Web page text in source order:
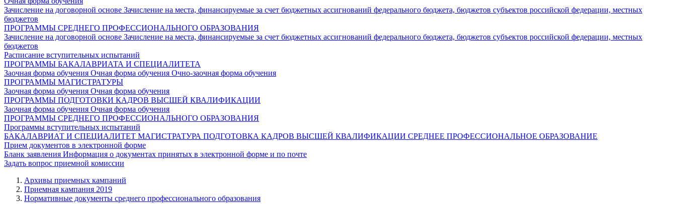
Зачисление на договорной основе Зачисление на места, финансируемые за счет бюджетных ассигнований федерального бюджета, бюджетов субъектов российской федерации, местных
бюджетов
ПРОГРАММЫ СРЕДНЕГО ПРОФЕССИОНАЛЬНОГО ОБРАЗОВАНИЯ
Зачисление на договорной основе Зачисление на места, финансируемые за счет бюджетных ассигнований федерального бюджета, бюджетов субъектов российской федерации, местных
бюджетов
Расписание вступительных испытаний
ПРОГРАММЫ БАКАЛАВРИАТА И СПЕЦИАЛИТЕТА
Заочная форма обучения Очная форма обучения Очно-заочная форма обучения
ПРОГРАММЫ МАГИСТРАТУРЫ
Заочная форма обучения Очная форма обучения
ПРОГРАММЫ ПОДГОТОВКИ КАДРОВ ВЫСШЕЙ КВАЛИФИКАЦИИ
Заочная форма обучения Очная форма обучения
ПРОГРАММЫ СРЕДНЕГО ПРОФЕССИОНАЛЬНОГО ОБРАЗОВАНИЯ
Программы вступительных испытаний
БАКАЛАВРИАТ И СПЕЦИАЛИТЕТ МАГИСТРАТУРА ПОДГОТОВКА КАДРОВ ВЫСШЕЙ КВАЛИФИКАЦИИ СРЕДНЕЕ ПРОФЕССИОНАЛЬНОЕ ОБРАЗОВАНИЕ
Прием документов в электронной форме
Бланк заявления Информация о документах принятых в электронной форме и по почте
Задать вопрос приемной комиссии
Архивы приемных кампаний
Приемная кампания 2019
Нормативные документы среднего профессионального образования